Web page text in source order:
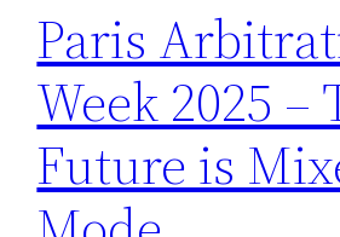
Paris
Week 2025 –
Future is